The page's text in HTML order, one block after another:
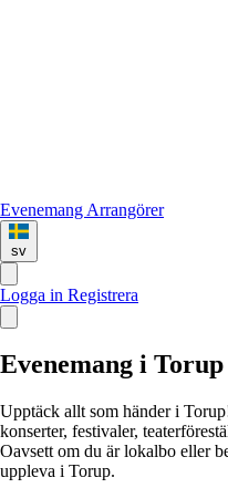
Evenemang Arrangörer
sv
Logga in Registrera
Evenemang i Torup
Upptäck allt som händer i
konserter, festivaler,
Oavsett om du är lokalbo eller
uppleva i Torup.